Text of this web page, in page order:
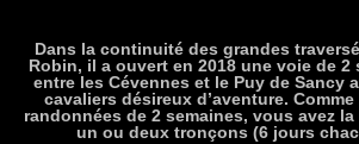
Dans la continuité des grandes
Robin, il a ouvert en 2018 une voie de 2
entre les Cévennes et le Puy de Sancy
cavaliers désireux d’aventure.
randonnées de 2 semaines, vous avez
un ou deux tronçons (6 jours